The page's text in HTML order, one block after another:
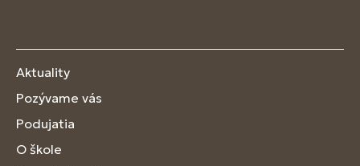
Aktuality
Pozývame vás
Podujatia
O škole